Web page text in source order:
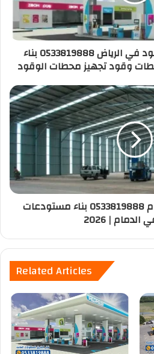
مقاول بناء محطات وقود في الرياض 0533819888 بناء
وقود تجهيز محطات الوقود
مقاول بناء مصنع الدمام 0533819888 بناء مستودعات
| 2026
Related Articles